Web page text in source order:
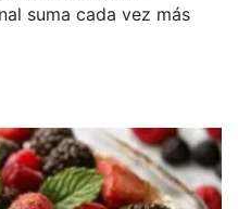
suma cada vez más